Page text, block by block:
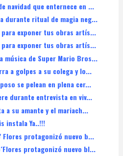
navidad que enternece en ...
durante ritual de magia neg...
exponer tus obras artís...
exponer tus obras artís...
música de Super Mario Bros...
a golpes a su colega y lo...
se pelean en plena cer...
durante entrevista en viv...
a su amante y el mariach...
instala Ya..!!!
Flores protagonizó nuevo b...
protagonizó nuevo bl...